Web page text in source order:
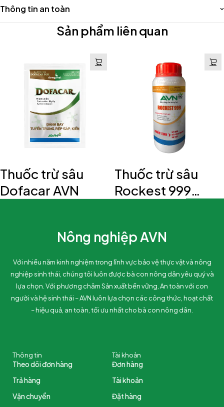
Thông tin an toàn
Sản phẩm liên quan
Thuốc trừ sâu
Dofacar AVN
Thuốc trừ sâu
Rockest 999
Nông nghiệp AVN
Với nhiều năm kinh nghiệm trong lĩnh vực bảo vệ thực vật và nông
nghiệp sinh thái, chúng tôi luôn được bà con nông dân yêu quý và
lựa chọn. Với phương châm Sản xuất bền vững, An toàn với con
người và hệ sinh thái – AVN luôn lựa chọn các công thức, hoạt chất
– hiệu quả, an toàn, tối ưu nhất cho bà con nông dân.
Thông tin
Theo dõi đơn hàng
Trả hàng
Vận chuyển
Tài khoản
Đơn hàng
Tài khoản
Đặt hàng